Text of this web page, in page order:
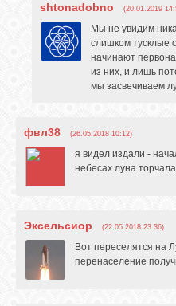
shtonadobno (20.01.2019
Мы не увидим
слишком тусклые
начинают
из них, и лишь
мы засвечиваем
фвл38 (26.05.2018 10:12)
я видел издали -
небесах луна
Эксельсиор (22.05.2018 23:36)
Вот переселятся на
перенаселение